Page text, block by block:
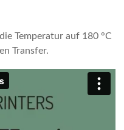
Temperatur auf 180 °C
Transfer.